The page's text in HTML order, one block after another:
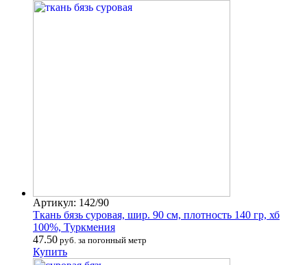
Артикул: 142/90
Ткань бязь суровая, шир. 90 см, плотность 140 гр, хб
100%, Туркмения
47.50 руб. за погонный метр
Купить